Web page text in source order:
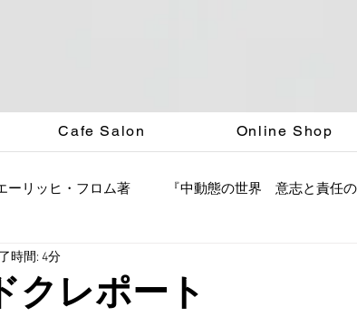
Cafe Salon Online Shop
ーリッヒ・フロム著 『中動態の世界 意志と責任
クレポート
時間: 4分